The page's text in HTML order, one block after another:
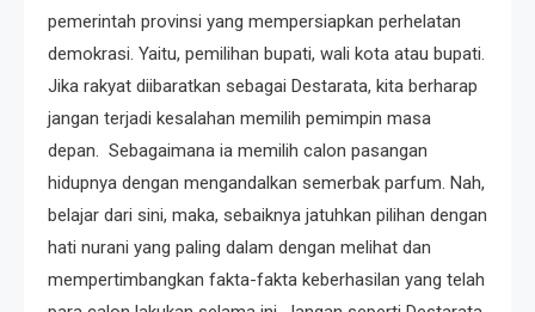
pemerintah provinsi yang mempersiapkan perhelatan
demokrasi. Yaitu, pemilihan bupati, wali kota atau bupati.
Jika rakyat diibaratkan sebagai Destarata, kita berharap
jangan terjadi kesalahan memilih pemimpin masa
depan. Sebagaimana ia memilih calon pasangan
hidupnya dengan mengandalkan semerbak parfum. Nah,
belajar dari sini, maka, sebaiknya jatuhkan pilihan dengan
hati nurani yang paling dalam dengan melihat dan
mempertimbangkan fakta-fakta keberhasilan yang telah